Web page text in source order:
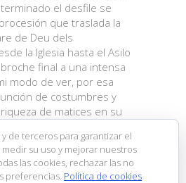
el desfile se
que traslada la
de Deu dels
la Iglesia hasta el Asilo
broche final a una intensa
modo de ver, por esa
de costumbres y
de matices en su
importantes de nuestra
entre lo profano y
de nuestra especial
de terceros para garantizar el
su uso y mejorar nuestros
las cookies, rechazar las no
preferencias. Política de cookies